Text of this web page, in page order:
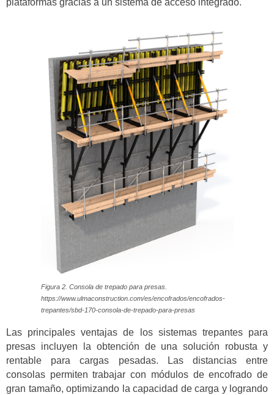
Figura 2. Consola de trepado para presas.
https://www.ulmaconstruction.com/es/encofrados/encofrados-
trepantes/sbd-170-consola-de-trepado-para-presas
Las principales ventajas de los sistemas trepantes para
presas incluyen la obtención de una solución robusta y
rentable para cargas pesadas. Las distancias entre
consolas permiten trabajar con módulos de encofrado de
gran tamaño, optimizando la capacidad de carga y logrando